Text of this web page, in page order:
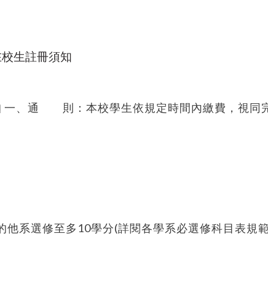
生註冊須知
一、通 則：本校學生依規定時間內繳費，視同
系選修至多10學分(詳閱各學系必選修科目表規